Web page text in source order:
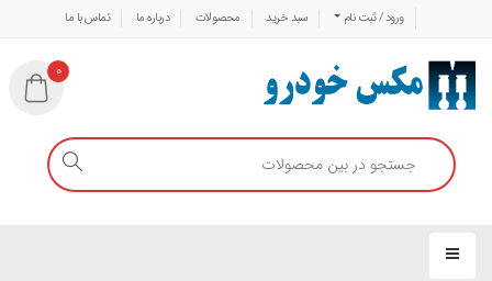
ورود / ثبت نام سبد خرید محصولات درباره ما تماس با ما
0